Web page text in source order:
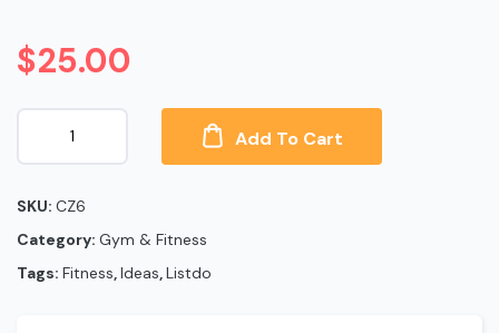
$25.00
Add To Cart
SKU: CZ6
Category: Gym & Fitness
Tags: Fitness,Ideas,Listdo